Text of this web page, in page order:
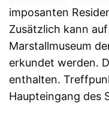
imposanten
Zusätzlich kann
Marstallmuseum
erkundet werden.
enthalten.
Haupteingang des